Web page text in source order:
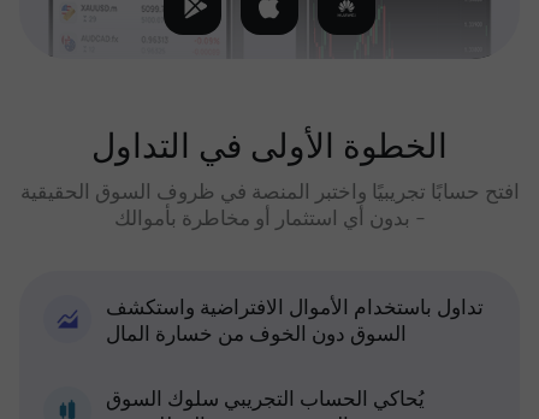
الخطوة الأولى في التداول
افتح حسابًا تجريبيًا واختبر المنصة في ظروف السوق الحقيقية
- بدون أي استثمار أو مخاطرة بأموالك
تداول باستخدام الأموال الافتراضية واستكشف
السوق دون الخوف من خسارة المال
يُحاكي الحساب التجريبي سلوك السوق